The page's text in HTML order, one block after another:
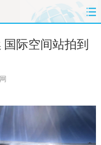
国际 财经
汽车
房产 公司
际空间站拍到